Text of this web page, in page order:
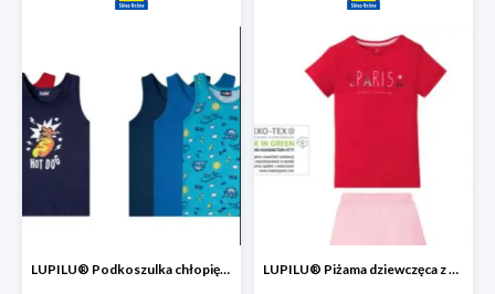
LUPILU® Podkoszulka chłopięca z bawełny -20% LUPILU® Piżama dziewczęca z bawełny -41%